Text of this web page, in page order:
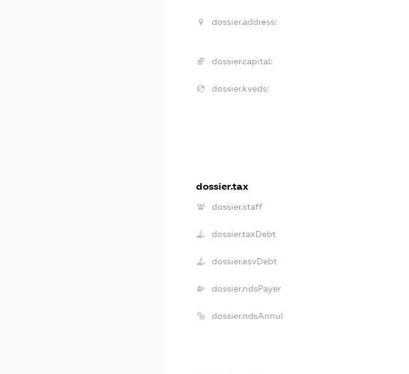
dossier.address:
dossier.capital:
dossier.kveds:
dossier.tax
dossier.staff
dossier.taxDebt
dossier.esvDebt
dossier.ndsPayer
dossier.ndsAnnul